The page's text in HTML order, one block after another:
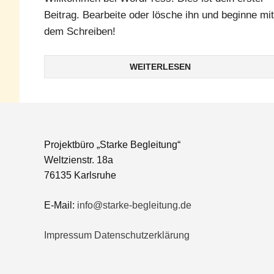
Beitrag. Bearbeite oder lösche ihn und beginne mit
dem Schreiben!
WEITERLESEN
Projektbüro „Starke Begleitung“
Weltzienstr. 18a
76135 Karlsruhe
E-Mail: info@starke-begleitung.de
Impressum Datenschutzerklärung